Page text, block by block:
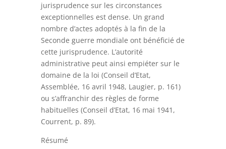
jurisprudence sur les circonstances
exceptionnelles est dense. Un grand
nombre d’actes adoptés à la fin de la
Seconde guerre mondiale ont bénéficié de
cette jurisprudence. L’autorité
administrative peut ainsi empiéter sur le
domaine de la loi (Conseil d’Etat,
Assemblée, 16 avril 1948, Laugier, p. 161)
ou s’affranchir des règles de forme
habituelles (Conseil d’Etat, 16 mai 1941,
Courrent, p. 89).
Résumé